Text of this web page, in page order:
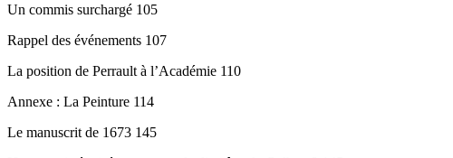
Un commis surchargé 105
Rappel des événements 107
La position de Perrault à l’Académie 110
Annexe : La Peinture 114
Le manuscrit de 1673 145